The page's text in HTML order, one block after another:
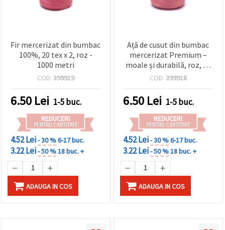
Fir mercerizat din bumbac
100%, 20 tex x 2, roz -
1000 metri
COD: 399919
6.50 Lei 1-5 buc.
REDUCERI
PENTRU CANTITATE
4.52 Lei- 30 %6-17 buc.
3.22 Lei- 50 %18 buc. +
ADAUGA IN COS
Ață de cusut din bumbac
mercerizat Premium –
moale și durabilă, roz, 20
Tex x 2, bobină 1000 m
COD: 399918
6.50 Lei 1-5 buc.
REDUCERI
PENTRU CANTITATE
4.52 Lei- 30 %6-17 buc.
3.22 Lei- 50 %18 buc. +
ADAUGA IN COS